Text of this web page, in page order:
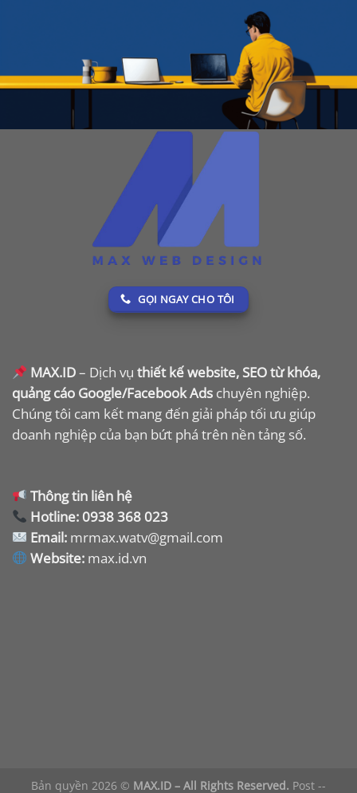
GỌI NGAY CHO TÔI
MAX.ID– Dịch vụthiết kế website, SEO từ khóa,
quảng cáo Google/Facebook Ads chuyên nghiệp.
Chúng tôi cam kết mang đến giải pháp tối ưu giúp
doanh nghiệp của bạn bứt phá trên nền tảng số.
Thông tin liên hệ
Hotline: 0938 368 023
Email: mrmax.watv@gmail.com
Website: max.id.vn
Bản quyền 2026 © MAX.ID – All Rights Reserved. Post --